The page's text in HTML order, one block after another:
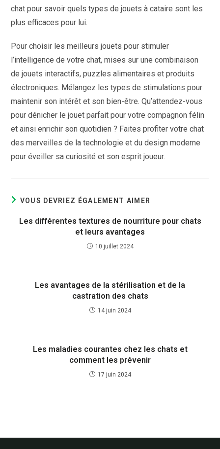
chat pour savoir quels types de jouets à cataire sont les
plus efficaces pour lui.
Pour choisir les meilleurs jouets pour stimuler
l’intelligence de votre chat, mises sur une combinaison
de jouets interactifs, puzzles alimentaires et produits
électroniques. Mélangez les types de stimulations pour
maintenir son intérêt et son bien-être. Qu’attendez-vous
pour dénicher le jouet parfait pour votre compagnon félin
et ainsi enrichir son quotidien ? Faites profiter votre chat
des merveilles de la technologie et du design moderne
pour éveiller sa curiosité et son esprit joueur.
VOUS DEVRIEZ ÉGALEMENT AIMER
Les différentes textures de nourriture pour chats
et leurs avantages
10 juillet 2024
Les avantages de la stérilisation et de la
castration des chats
14 juin 2024
Les maladies courantes chez les chats et
comment les prévenir
17 juin 2024